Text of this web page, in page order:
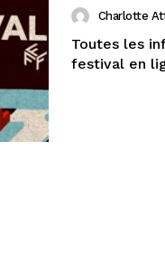
Charlotte
Toutes les
festival en